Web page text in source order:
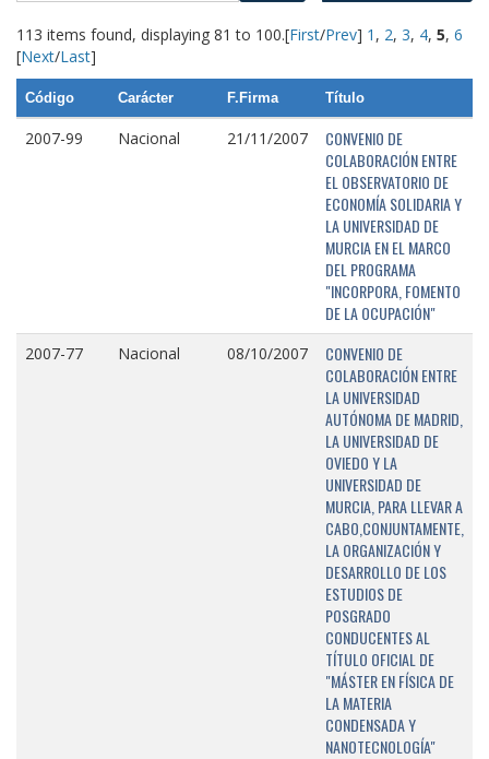
113 items found, displaying 81 to 100.[First/Prev] 1 , 2, 3, 4, 5, 6
[Next/Last]
Código Carácter F.Firma Título
2007-99 Nacional 21/11/2007
CONVENIO DE
COLABORACIÓN ENTRE
EL OBSERVATORIO DE
ECONOMÍA SOLIDARIA Y
LA UNIVERSIDAD DE
MURCIA EN EL MARCO
DEL PROGRAMA
"INCORPORA, FOMENTO
DE LA OCUPACIÓN"
2007-77 Nacional 08/10/2007
CONVENIO DE
COLABORACIÓN ENTRE
LA UNIVERSIDAD
AUTÓNOMA DE MADRID,
LA UNIVERSIDAD DE
OVIEDO Y LA
UNIVERSIDAD DE
MURCIA, PARA LLEVAR A
CABO,CONJUNTAMENTE,
LA ORGANIZACIÓN Y
DESARROLLO DE LOS
ESTUDIOS DE
POSGRADO
CONDUCENTES AL
TÍTULO OFICIAL DE
"MÁSTER EN FÍSICA DE
LA MATERIA
CONDENSADA Y
NANOTECNOLOGÍA"